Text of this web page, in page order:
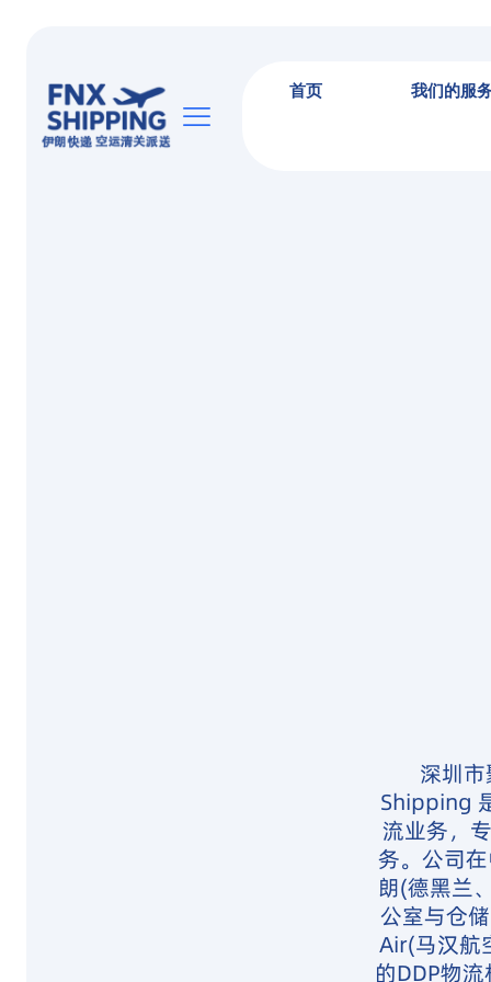
首页 我们的服
深圳
Shipping
流业务，
务。公司
朗(德黑兰
公室与仓
Air(马汉航
的DDP物